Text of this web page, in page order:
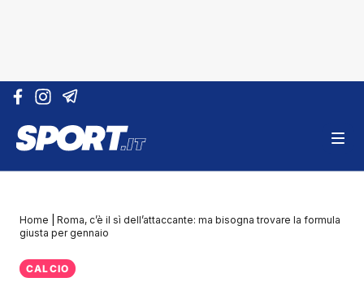
Vai al contenuto
Home
Roma, c’è il sì dell’attaccante: ma bisogna trovare la formula
giusta per gennaio
CALCIO